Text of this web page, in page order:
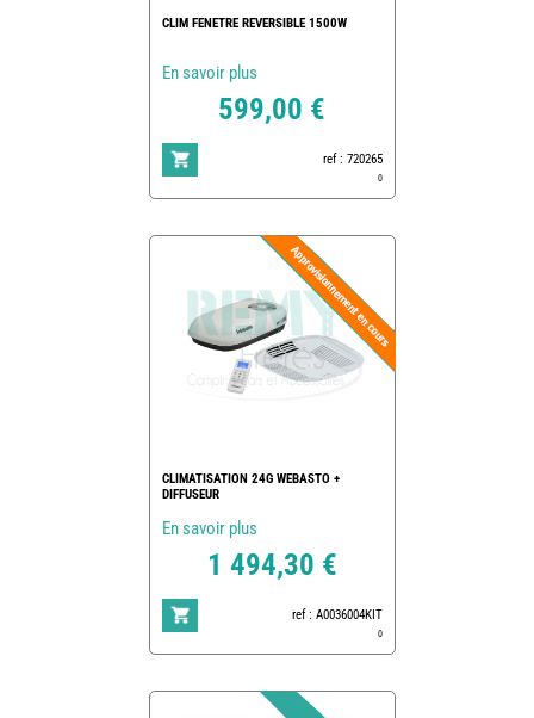
CLIM FENETRE REVERSIBLE 1500W
En savoir plus
599,00 €
ref : 720265
0
CLIMATISATION 24G WEBASTO +
DIFFUSEUR
En savoir plus
1 494,30 €
ref : A0036004KIT
0